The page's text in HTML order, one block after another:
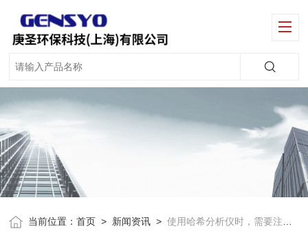
当前位置：首页 > 新闻资讯 >使用哈希分析仪时，需要注意以下几点